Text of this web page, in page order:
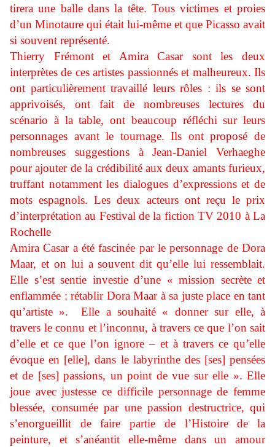
tirera une balle dans la tête. Tous victimes et proies
d’un Minotaure qui était lui-même et que Picasso avait
si souvent représenté.
Thierry Frémont et Amira Casar sont les deux
interprètes de ces artistes passionnés et malheureux. Ils
ont particulièrement travaillé leurs rôles : ils se sont
apprivoisés, ont fait de nombreuses lectures du
scénario à la table, ont beaucoup réfléchi sur leurs
personnages avant le tournage. Ils ont proposé de
nombreuses suggestions à Jean-Daniel Verhaeghe
pour ajouter de la crédibilité aux deux amants furieux,
truffant notamment les dialogues d’expressions et de
mots espagnols. Les deux acteurs ont reçu le prix
d’interprétation au Festival de la fiction TV 2010 à La
Rochelle
Amira Casar a été fascinée par le personnage de Dora
Maar, et on lui a souvent dit qu’elle lui ressemblait.
Elle s’est sentie investie d’une « mission secrète et
enflammée : rétablir Dora Maar à sa juste place en tant
qu’artiste ». Elle a souhaité « donner sur elle, à
travers le connu et l’inconnu, à travers ce que l’on sait
d’elle et ce que l’on ignore – et à travers ce qu’elle
évoque en [elle], dans le labyrinthe des [ses] pensées
et de [ses] passions, un point de vue sur elle ». Elle
joue avec justesse ce difficile personnage de femme
blessée, consumée par une passion destructrice, qui
s’enorgueillit de faire partie de l’Histoire de la
peinture, et s’anéantit elle-même dans un amour